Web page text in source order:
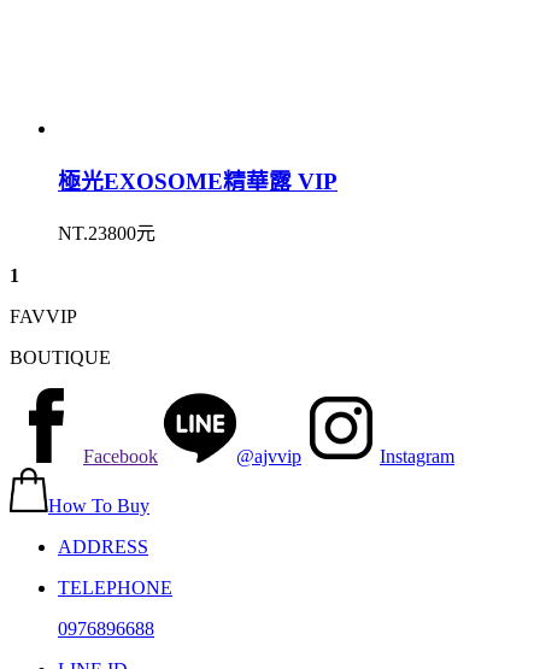
極光EXOSOME精華露 VIP
NT.23800元
1
FAVVIP
BOUTIQUE
Facebook @ajvvip Instagram
How To Buy
ADDRESS
TELEPHONE
0976896688